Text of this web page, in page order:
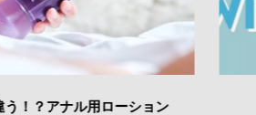
う！？アナル用ローション